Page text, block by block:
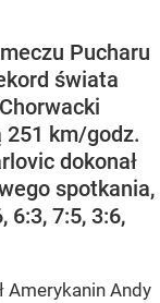
Pucharu
świata
251 km/godz.
dokonał
spotkania,
6:3, 7:5, 3:6,
Amerykanin Andy